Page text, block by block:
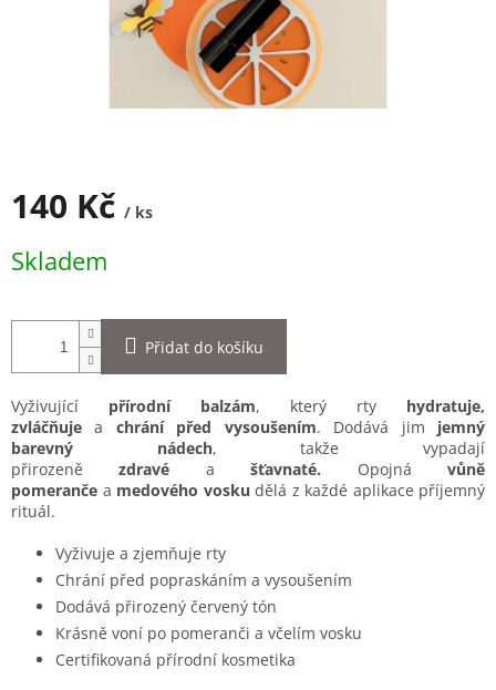
140 Kč / ks
cena:
Skladem
Přidat do košíku
Vyživující přírodní balzám, který rty
hydratuje,
zvláčňuje
a chrání před vysoušením. Dodává jim
jemný
barevný nádech, takže vypadají
přirozeně
zdravé a šťavnaté. Opojná
vůně
pomeranče a medového vosku dělá z každé aplikace příjemný
rituál.
Vyživuje a zjemňuje rty
Chrání před popraskáním a vysoušením
Dodává přirozený červený tón
Krásně voní po pomeranči a včelím vosku
Certifikovaná přírodní kosmetika